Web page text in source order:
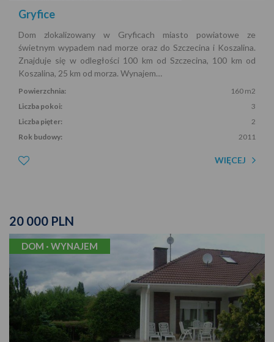
Gryfice
Dom zlokalizowany w Gryficach miasto powiatowe ze
świetnym wypadem nad morze oraz do Szczecina i Koszalina.
Znajduje się w odległości 100 km od Szczecina, 100 km od
Koszalina, 25 km od morza. Wynajem…
Powierzchnia:
160 m2
Liczba pokoi:
3
Liczba pięter:
2
Rok budowy:
2011
WIĘCEJ
20 000 PLN
DOM · WYNAJEM